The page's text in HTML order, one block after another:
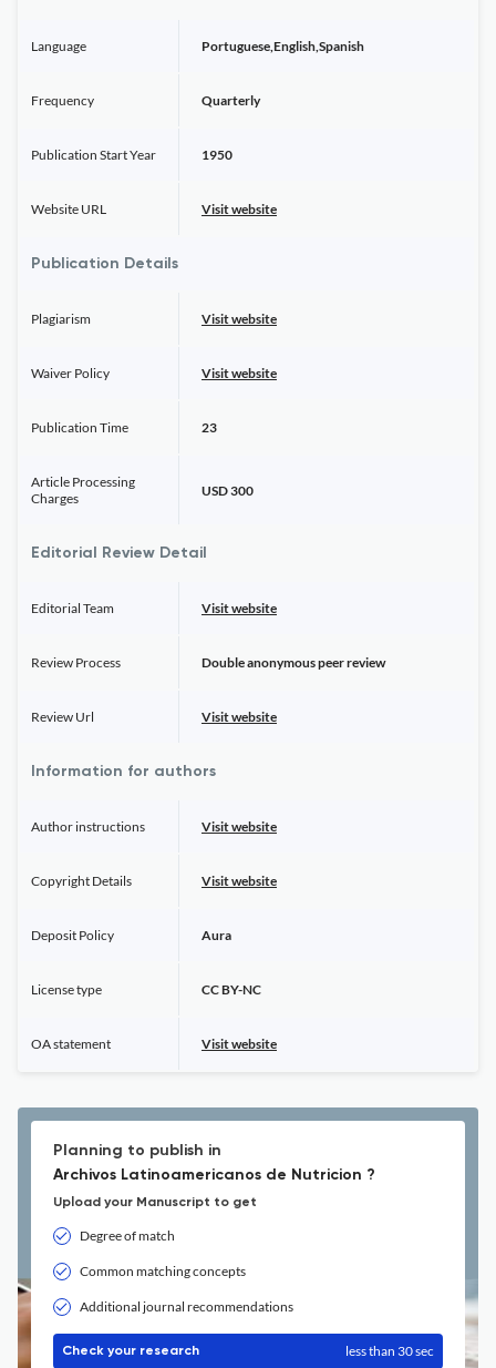
Language Portuguese,English,Spanish
Frequency Quarterly
Publication Start Year 1950
Website URL Visit website
Publication Details
Plagiarism Visit website
Waiver Policy Visit website
Publication Time 23
Article Processing
Charges
USD 300
Editorial Review Detail
Editorial Team Visit website
Review Process Double anonymous peer review
Review Url Visit website
Information for authors
Author instructions Visit website
Copyright Details Visit website
Deposit Policy Aura
License type CC BY-NC
OA statement Visit website
Planning to publish in
Archivos Latinoamericanos de Nutricion ?
Upload your Manuscript to get
Degree of match
Common matching concepts
Additional journal recommendations
Check your research less than 30 sec